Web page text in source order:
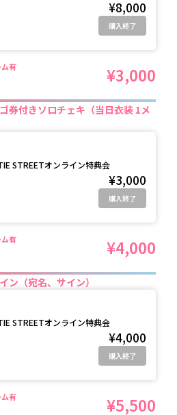
¥8,000
購入終了
有 ¥3,000
券付きソロチェキ（当日衣装 1メ
STREETオンライン特典会
¥3,000
購入終了
有 ¥4,000
ン（宛名、サイン）
STREETオンライン特典会
¥4,000
購入終了
有 ¥5,500